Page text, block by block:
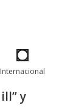
Internacional
y